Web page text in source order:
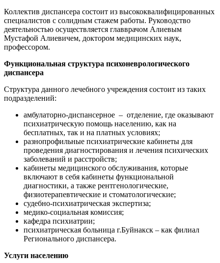
Коллектив диспансера состоит из высококвалифицированных
специалистов с солидным стажем работы. Руководство
деятельностью осуществляется главврачом Алиевым
Мустафой Алиевичем, доктором медицинских наук,
профессором.
Функциональная структура психоневрологического
диспансера
Структура данного лечебного учреждения состоит из таких
подразделений:
амбулаторно-диспансерное – отделение, где оказывают
психиатрическую помощь населению, как на
бесплатных, так и на платных условиях;
разнопрофильные психиатрические кабинеты для
проведения диагностирования и лечения психических
заболеваний и расстройств;
кабинеты медицинского обслуживания, которые
включают в себя кабинеты функциональной
диагностики, а также рентгенологические,
физиотерапевтические и стоматологические;
судебно-психиатрическая экспертиза;
медико-социальная комиссия;
кафедра психиатрии;
психиатрическая больница г.Буйнакск – как филиал
Регионального диспансера.
Услуги населению